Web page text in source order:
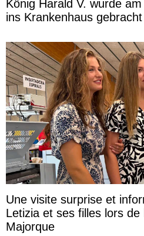
König Harald V. wurde
ins Krankenhaus gebracht
Une visite surprise et
Letizia et ses filles lors
Majorque